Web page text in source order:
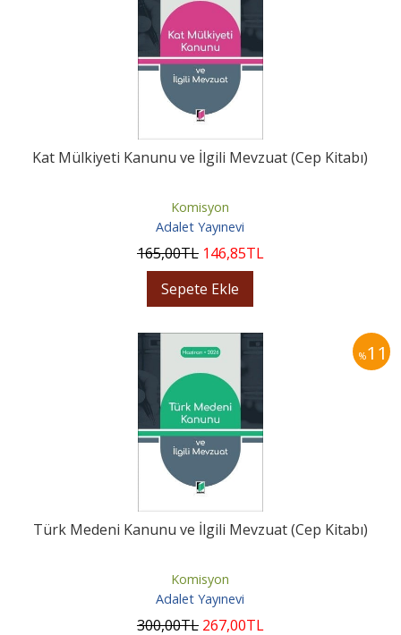
Kat Mülkiyeti Kanunu ve İlgili Mevzuat (Cep Kitabı)
Komisyon
Adalet Yayınevi
165,00TL 146,85TL
Sepete Ekle
%11
Türk Medeni Kanunu ve İlgili Mevzuat (Cep Kitabı)
Komisyon
Adalet Yayınevi
300,00TL 267,00TL